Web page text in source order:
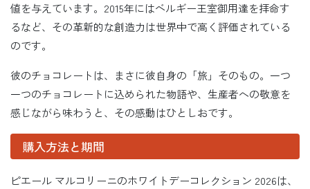
値を与えています。2015年にはベルギー王室御用達を拝命す
るなど、その革新的な創造力は世界中で高く評価されている
のです。
彼のチョコレートは、まさに彼自身の「旅」そのもの。一つ
一つのチョコレートに込められた物語や、生産者への敬意を
感じながら味わうと、その感動はひとしおです。
購入方法と期間
ピエール マルコリーニのホワイトデーコレクション 2026は、